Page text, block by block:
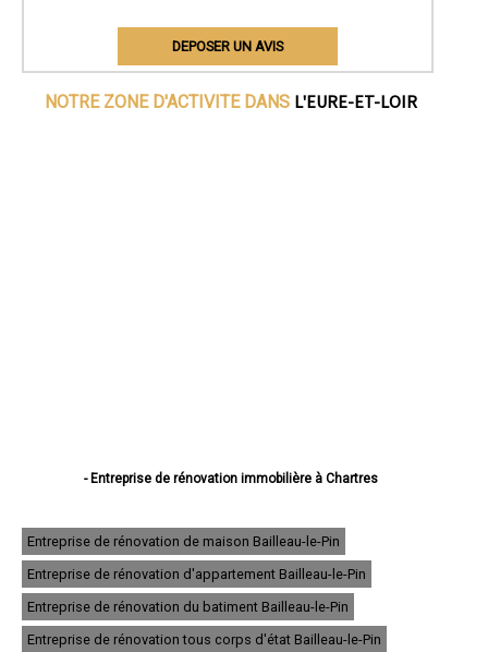
DEPOSER UN AVIS
NOTRE ZONE D'ACTIVITE DANS L'EURE-ET-LOIR
- Entreprise de rénovation immobilière à Chartres
- Entreprise de rénovation immobilière à Châteaudun
- Entreprise de rénovation immobilière à Vernouillet
- Entreprise de rénovation immobilière à Nogent-le-Rotrou
- Entreprise de rénovation immobilière à Mainvilliers
- Entreprise de rénovation immobilière à Luisant
- Entreprise de rénovation immobilière à Épernon
Entreprise de rénovation de maison Bailleau-le-Pin
Entreprise de rénovation d'appartement Bailleau-le-Pin
Entreprise de rénovation du batiment Bailleau-le-Pin
Entreprise de rénovation tous corps d'état Bailleau-le-Pin